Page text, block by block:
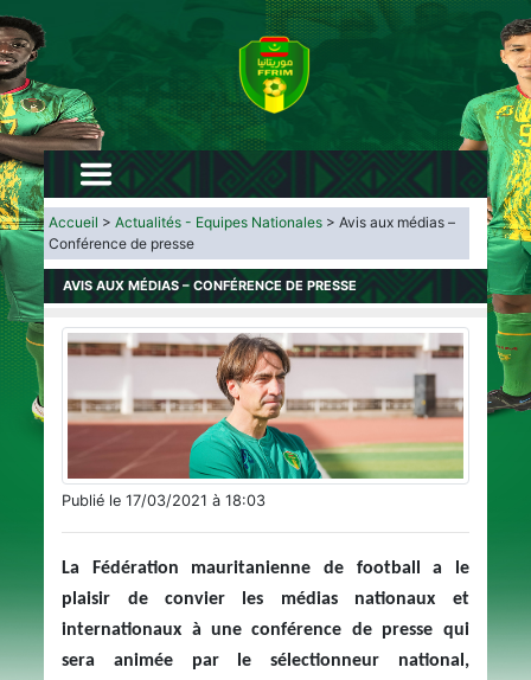
Accueil >Actualités - Equipes Nationales > Avis aux médias –
Conférence de presse
AVIS AUX MÉDIAS – CONFÉRENCE DE PRESSE
Publié le 17/03/2021 à 18:03
La Fédération mauritanienne de football a le
plaisir de convier les médias nationaux et
internationaux à une conférence de presse qui
sera animée par le sélectionneur national,